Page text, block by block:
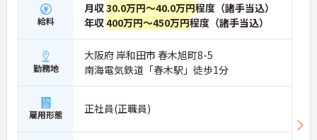
給料
月収30.0万円～40.0万円程度（諸手当込）
年収400万円～450万円程度（諸手当込）
勤務地
大阪府 岸和田市 春木旭町8-5
南海電気鉄道「春木駅」徒歩1分
雇用形態 正社員(正職員)